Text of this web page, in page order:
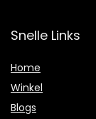
Snelle Links
Home
Winkel
Blogs